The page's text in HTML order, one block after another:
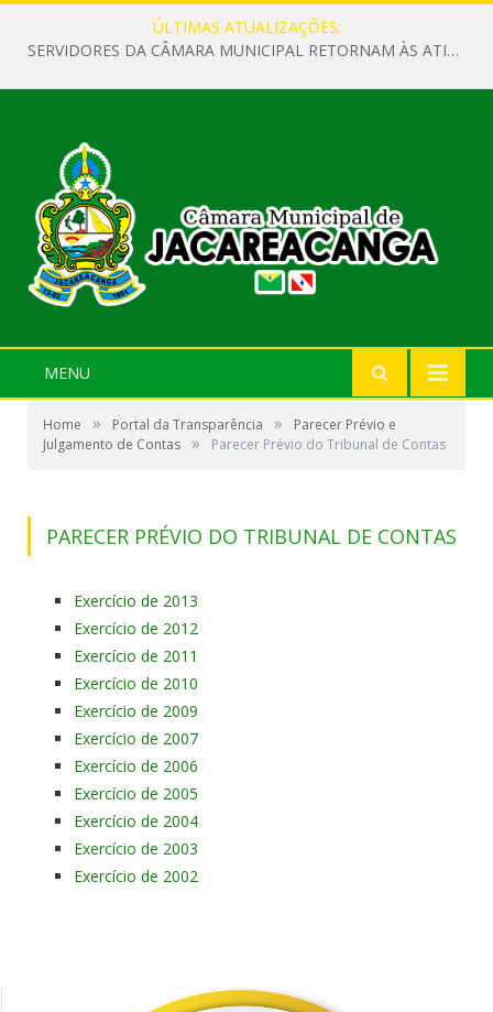
ÚLTIMAS ATUALIZAÇÕES:
SERVIDORES DA CÂMARA MUNICIPAL RETORNAM ÀS ATIVIDADES APÓS O RECESSO PARLAMENTAR
MENU
Home » Portal da Transparência »
Parecer Prévio e
Julgamento de Contas » Parecer Prévio do Tribunal de Contas
PARECER PRÉVIO DO TRIBUNAL DE CONTAS
Exercício de 2013
Exercício de 2012
Exercício de 2011
Exercício de 2010
Exercício de 2009
Exercício de 2007
Exercício de 2006
Exercício de 2005
Exercício de 2004
Exercício de 2003
Exercício de 2002